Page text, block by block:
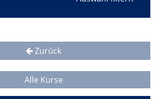
Zurück
Alle Kurse